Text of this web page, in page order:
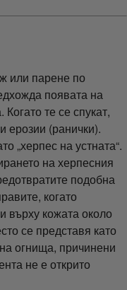
или парене по
появата на
те се спукат,
ерозии (ранички).
„херпес на устната“.
на херпесния
подобна
когато
върху кожата около
се представя като
огнища, причинени
не е открито